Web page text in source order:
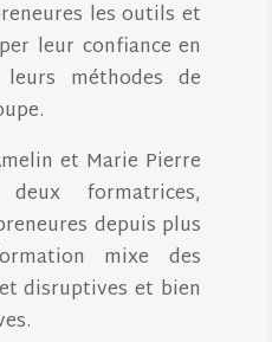
les outils et
leur confiance en
méthodes de
et Marie Pierre
formatrices,
depuis plus
mixe des
disruptives et bien